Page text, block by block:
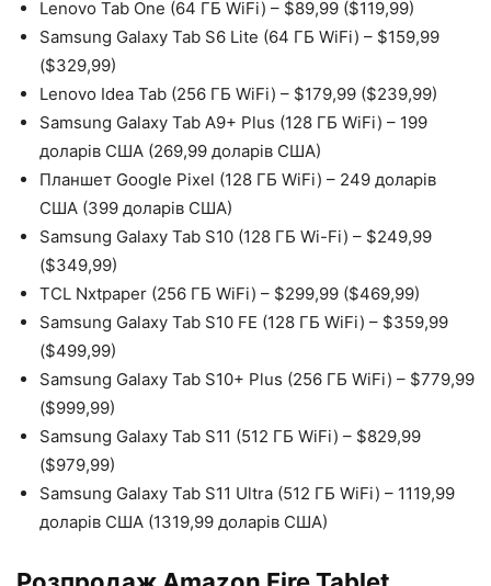
Lenovo Tab One (64 ГБ WiFi) – $89,99 ($119,99)
Samsung Galaxy Tab S6 Lite (64 ГБ WiFi) – $159,99
($329,99)
Lenovo Idea Tab (256 ГБ WiFi) – $179,99 ($239,99)
Samsung Galaxy Tab A9+ Plus (128 ГБ WiFi) – 199
доларів США (269,99 доларів США)
Планшет Google Pixel (128 ГБ WiFi) – 249 доларів
США (399 доларів США)
Samsung Galaxy Tab S10 (128 ГБ Wi-Fi) – $249,99
($349,99)
TCL Nxtpaper (256 ГБ WiFi) – $299,99 ($469,99)
Samsung Galaxy Tab S10 FE (128 ГБ WiFi) – $359,99
($499,99)
Samsung Galaxy Tab S10+ Plus (256 ГБ WiFi) – $779,99
($999,99)
Samsung Galaxy Tab S11 (512 ГБ WiFi) – $829,99
($979,99)
Samsung Galaxy Tab S11 Ultra (512 ГБ WiFi) – 1119,99
доларів США (1319,99 доларів США)